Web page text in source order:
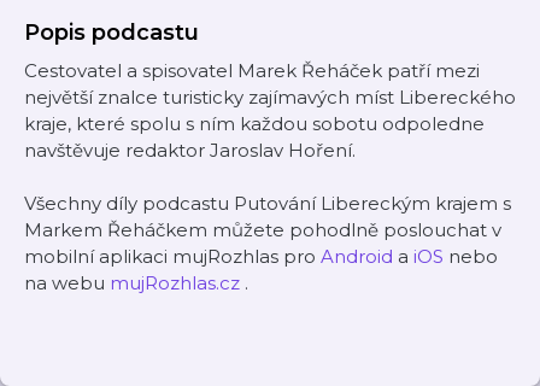
Popis podcastu
Cestovatel a spisovatel Marek Řeháček patří mezi
největší znalce turisticky zajímavých míst Libereckého
kraje, které spolu s ním každou sobotu odpoledne
navštěvuje redaktor Jaroslav Hoření.
Všechny díly podcastu Putování Libereckým krajem s
Markem Řeháčkem můžete pohodlně poslouchat v
mobilní aplikaci mujRozhlas pro Android a iOS nebo
na webu mujRozhlas.cz .